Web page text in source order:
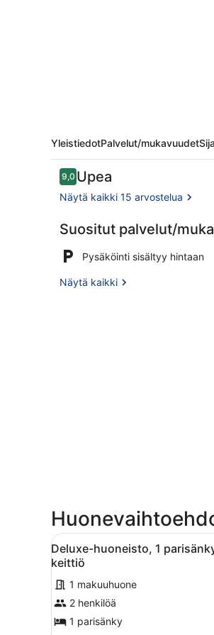
YleistiedotPalvelut/mukavuudet
Arvostelut
9,09,0 kautta 10.
Upea
Näytä kaikki 15 arvostelua
Suositut palvelut/
Pysäköinti sisältyy hintaan
Näytä kaikki
Avaa
kaikki
huonetyypin
Deluxe-
huoneisto,
1
6
Deluxe-huoneisto, 1
keittiö
1 makuuhuone
2 henkilöä
1 parisänky